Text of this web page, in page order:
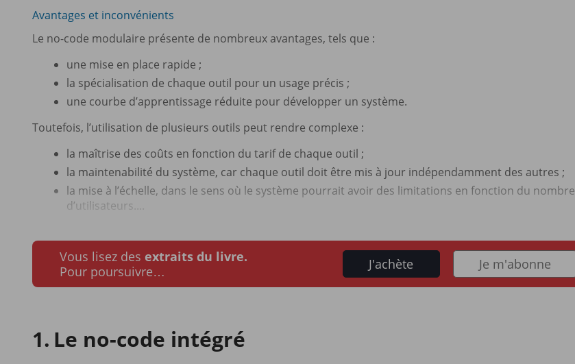
Avantages et inconvénients
Le no-code modulaire présente de nombreux avantages, tels que :
une mise en place rapide ;
la spécialisation de chaque outil pour un usage précis ;
une courbe d’apprentissage réduite pour développer un système.
Toutefois, l’utilisation de plusieurs outils peut rendre complexe :
la maîtrise des coûts en fonction du tarif de chaque outil ;
la maintenabilité du système, car chaque outil doit être mis à jour indépendamment des autres ;
la mise à l’échelle, dans le sens où le système pourrait avoir des limitations en fonction du nombre
d’utilisateurs....
Vous lisez des extraits du livre.
Pour poursuivre…
J'achète Je m'abonne
Le no-code intégré